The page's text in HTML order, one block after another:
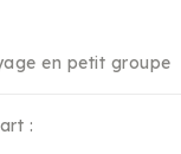
en petit groupe
: